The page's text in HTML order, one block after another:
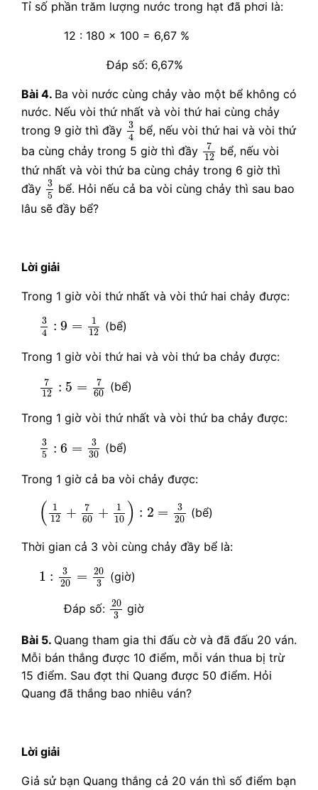
Tỉ số phần trăm lượng nước trong hạt đã phơi là:
12 : 180 x 100 = 6,67 %
Đáp số: 6,67%
Bài 4. Ba vòi nước cùng chảy vào một bể không có
nước. Nếu vòi thứ nhất và vòi thứ hai cùng chảy
trong 9 giờ thì đầy 3
4
34
bể, nếu vòi thứ hai và vòi thứ
ba cùng chảy trong 5 giờ thì đầy
7
12
712
bể, nếu vòi
thứ nhất và vòi thứ ba cùng chảy trong 6 giờ thì
đầy 3
5
35
bể. Hỏi nếu cả ba vòi cùng chảy thì sau bao
lâu sẽ đầy bể?
Lời giải
Trong 1 giờ vòi thứ nhất và vòi thứ hai chảy được:
3
4
: 9 =
1
12
3 9 12
(bể)
Trong 1 giờ vòi thứ hai và vòi thứ ba chảy được:
7
12
: 5 =
7
60
712 5 60
(bể)
Trong 1 giờ vòi thứ nhất và vòi thứ ba chảy được:
3
5
: 6 =
3
30
3 6 30
(bể)
Trong 1 giờ cả ba vòi chảy được:
( 1
12 +
7
60 +
1
10 ) : 2 =
3
20
(1 12 60 10) 20
(bể)
Thời gian cả 3 vòi cùng chảy đầy bể là:
1 :
3
20
= 20
3
1 20 203
(giờ)
Đáp số: 20
3
20
giờ
Bài 5. Quang tham gia thi đấu cờ và đã đấu 20 ván.
Mỗi bán thắng được 10 điểm, mỗi ván thua bị trừ
15 điểm. Sau đợt thi Quang được 50 điểm. Hỏi
Quang đã thắng bao nhiêu ván?
Lời giải
Giả sử bạn Quang thắng cả 20 ván thì số điểm bạn